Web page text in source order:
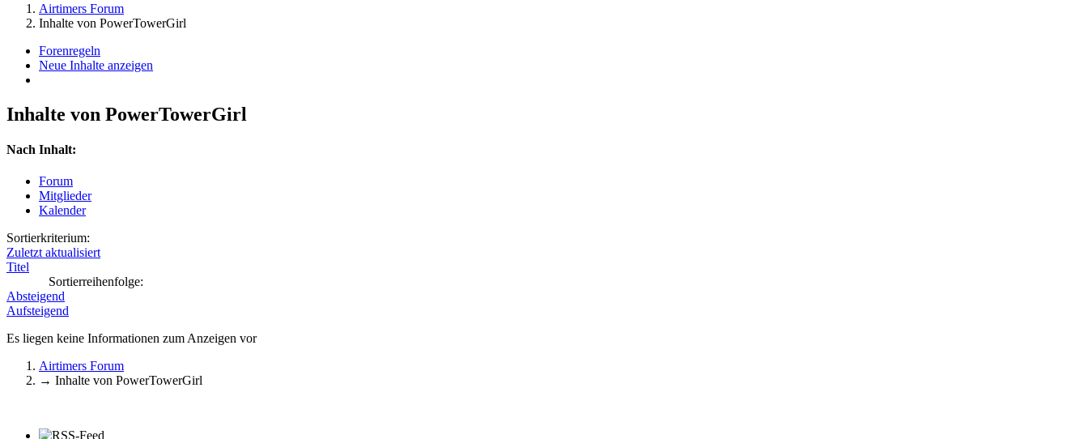
Airtimers Forum
Inhalte von PowerTowerGirl
Forenregeln
Neue Inhalte anzeigen
Inhalte von PowerTowerGirl
Nach Inhalt:
Forum
Mitglieder
Kalender
Sortierkriterium:
Zuletzt aktualisiert
Titel
Sortierreihenfolge:
Absteigend
Aufsteigend
Es liegen keine Informationen zum Anzeigen vor
Airtimers Forum
→ Inhalte von PowerTowerGirl